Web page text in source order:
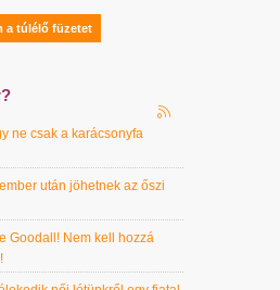
ne csak a karácsonyfa
után jöhetnek az őszi
Goodall! Nem kell hozzá